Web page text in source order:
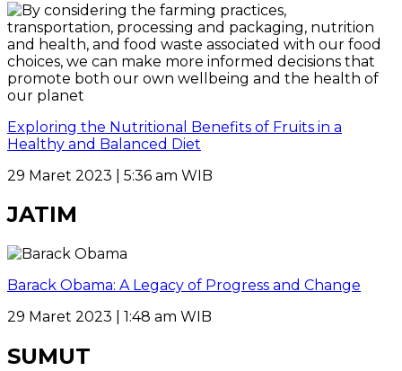
Exploring the Nutritional Benefits of Fruits in a
Healthy and Balanced Diet
29 Maret 2023 | 5:36 am WIB
JATIM
Barack Obama: A Legacy of Progress and Change
29 Maret 2023 | 1:48 am WIB
SUMUT